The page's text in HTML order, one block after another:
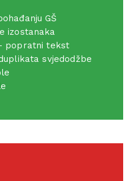
GŠ
izostanaka
popratni tekst
svjedodžbe